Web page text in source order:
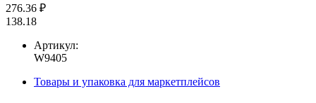
276.36 ₽
138.18
Артикул:
W9405
Товары и упаковка для маркетплейсов